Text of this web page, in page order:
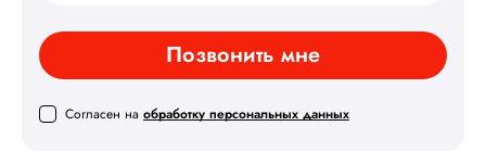
Позвонить мне
Согласен на обработку персональных данных